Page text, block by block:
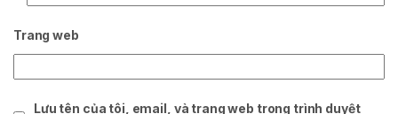
Trang web
Lưu tên của tôi, email, và trang web trong trình duyệt